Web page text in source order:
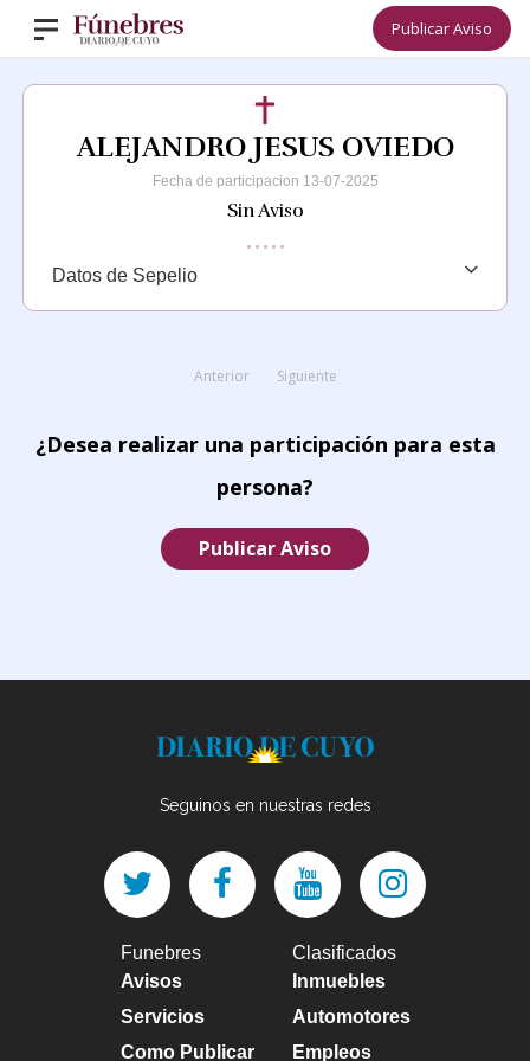
Publicar Aviso
ALEJANDRO JESUS OVIEDO
Fecha de participacion 13-07-2025
Sin Aviso
Datos de Sepelio
Anterior Siguiente
¿Desea realizar una participación para esta
persona?
Publicar Aviso
Seguinos en nuestras redes
Funebres
Avisos
Servicios
Como Publicar
Clasificados
Inmuebles
Automotores
Empleos